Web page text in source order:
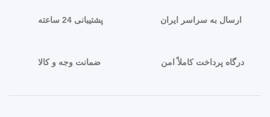
ارسال به سراسر ایران پشتیبانی 24 ساعته
درگاه پرداخت کاملاً امن ضمانت وجه و کالا